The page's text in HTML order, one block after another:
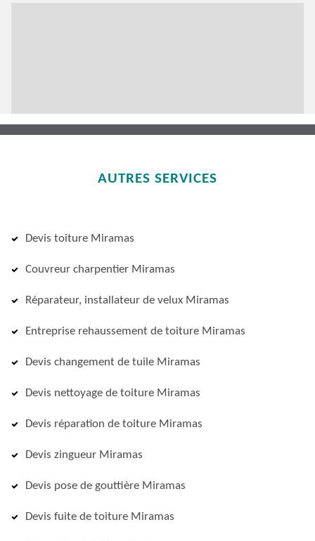
AUTRES SERVICES
Devis toiture Miramas
Couvreur charpentier Miramas
Réparateur, installateur de velux Miramas
Entreprise rehaussement de toiture Miramas
Devis changement de tuile Miramas
Devis nettoyage de toiture Miramas
Devis réparation de toiture Miramas
Devis zingueur Miramas
Devis pose de gouttière Miramas
Devis fuite de toiture Miramas